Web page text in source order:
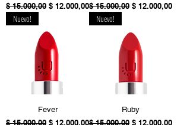
Precio
$ 15.000,00 Precio de oferta
$ 12.000,00Precio
$ 15.000,00 Precio de oferta
$ 12.000,00
Nuevo!
Fever
Precio
$ 15.000,00 Precio de oferta
$ 12.000,00
Nuevo!
Ruby
Precio
$ 15.000,00 Precio de oferta
$ 12.000,00